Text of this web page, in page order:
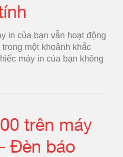
in của bạn vẫn hoạt động
một khoảnh khắc
máy in của bạn không
trên máy
Đèn báo